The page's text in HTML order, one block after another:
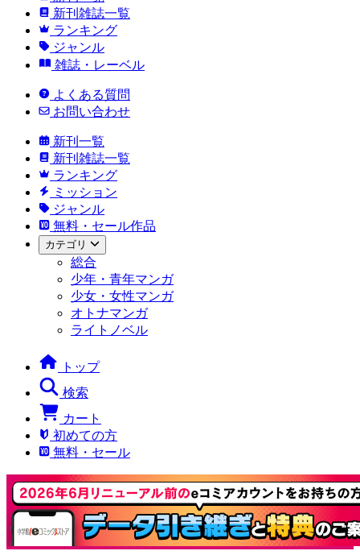
新刊雑誌一覧
ランキング
ジャンル
雑誌・レーベル
よくある質問
お問い合わせ
新刊一覧
新刊雑誌一覧
ランキング
ミッション
ジャンル
無料・セール作品
カテゴリ
総合
少年・青年マンガ
少女・女性マンガ
オトナマンガ
ライトノベル
トップ
検索
カート
初めての方
無料・セール